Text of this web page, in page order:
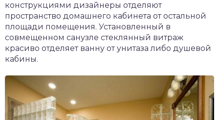
конструкциями дизайнеры отделяют
пространство домашнего кабинета от остальной
площади помещения. Установленный в
совмещенном санузле стеклянный витраж
красиво отделяет ванну от унитаза либо душевой
кабины.